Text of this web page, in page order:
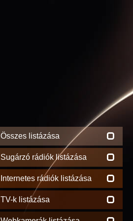
Összes listázása
Sugárzó rádiók listázása
Internetes rádiók listázása
TV-k listázása